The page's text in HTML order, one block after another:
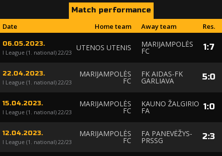
Match performance
Date
Home team Away team Res.
06.05.2023.
I League (1. national) 22/23
UTENOS UTENIS MARIJAMPOLĖS
FC 1:7
22.04.2023.
I League (1. national) 22/23
MARIJAMPOLĖS
FC
FK AIDAS-FK
GARLIAVA 5:0
15.04.2023.
I League (1. national) 22/23
MARIJAMPOLĖS
FC
KAUNO ŽALGIRIO
FA 1:0
12.04.2023.
I League (1. national) 22/23
MARIJAMPOLĖS
FC
FA PANEVĖŽYS-
PRSSG 2:3